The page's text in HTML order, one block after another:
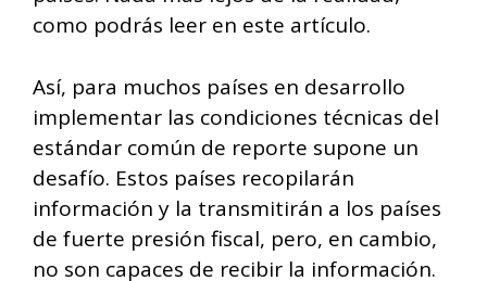
como podrás leer en este artículo.
Así, para muchos países en desarrollo
implementar las condiciones técnicas del
estándar común de reporte supone un
desafío. Estos países recopilarán
información y la transmitirán a los países
de fuerte presión fiscal, pero, en cambio,
no son capaces de recibir la información.